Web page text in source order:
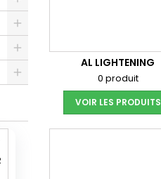
AL LIGHTENING
0 produit
VOIR LES PRODUITS